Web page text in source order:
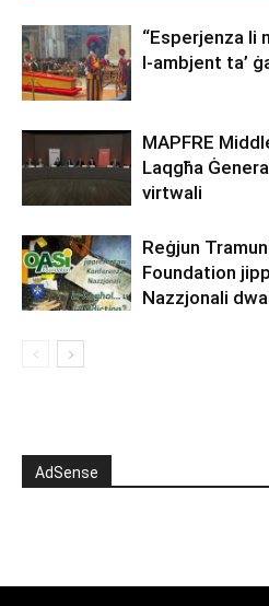
“Esperjenza li
l-ambjent ta’
MAPFRE
Laqgħa
virtwali
Reġjun
Foundation
Nazzjonali
AdSense